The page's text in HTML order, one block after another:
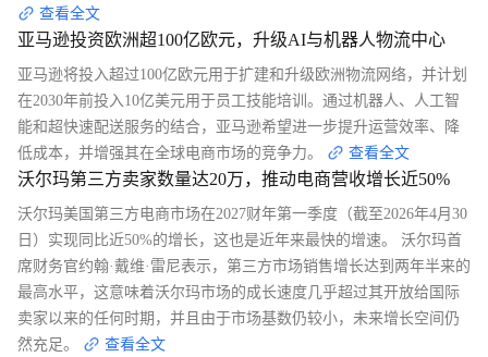
查看全文
亚马逊投资欧洲超100亿欧元，升级AI与机器人物流中心
亚马逊将投入超过100亿欧元用于扩建和升级欧洲物流网络，并计划
在2030年前投入10亿美元用于员工技能培训。通过机器人、人工智
能和超快速配送服务的结合，亚马逊希望进一步提升运营效率、降
低成本，并增强其在全球电商市场的竞争力。
查看全文
沃尔玛第三方卖家数量达20万，推动电商营收增长近50%
沃尔玛美国第三方电商市场在2027财年第一季度（截至2026年4月30
日）实现同比近50%的增长，这也是近年来最快的增速。 沃尔玛首
席财务官约翰·戴维·雷尼表示，第三方市场销售增长达到两年半来的
最高水平，这意味着沃尔玛市场的成长速度几乎超过其开放给国际
卖家以来的任何时期，并且由于市场基数仍较小，未来增长空间仍
然充足。
查看全文